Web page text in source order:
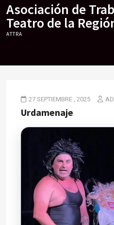
Skip
content
Asociación de
Teatro de la
ATTRA
27 SEPTIEMBRE , 2025
Urdamenaje